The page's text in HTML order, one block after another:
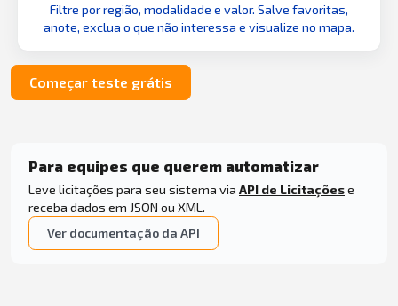
Filtre por região, modalidade e valor. Salve favoritas,
anote, exclua o que não interessa e visualize no mapa.
Começar teste grátis
Para equipes que querem automatizar
Leve licitações para seu sistema via API de Licitaçõese
receba dados em JSON ou XML.
Ver documentação da API